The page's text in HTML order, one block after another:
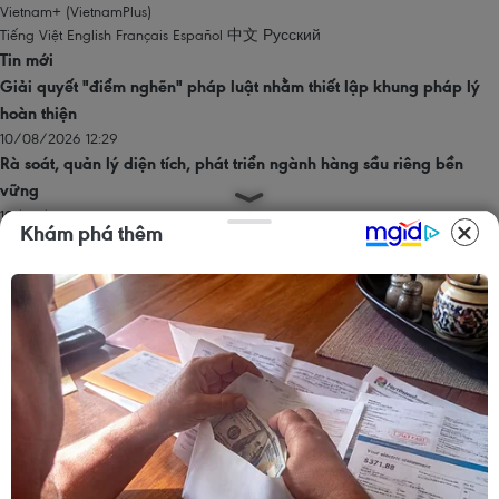
Vietnam+ (VietnamPlus)
Tiếng Việt English Français Español 中文 Русский
Tin mới
Giải quyết "điểm nghẽn" pháp luật nhằm thiết lập khung pháp lý
hoàn thiện
10/08/2026 12:29
Rà soát, quản lý diện tích, phát triển ngành hàng sầu riêng bền
vững
10/08/2026 12:19
Phát huy vai trò KOL, KOC trong xây dựng không gian mạng văn
10/08/2026 12:15
Hy Lạp nỗ lực dập tắt đám cháy rừng mới gần Athens
10/08/2026 12:14
Phát hiện, quy tập được 256 bộ hài cốt liệt sỹ tại Công viên Lê Thị
Riêng
10/08/2026 12:07
Trang chủ
Khám phá thêm